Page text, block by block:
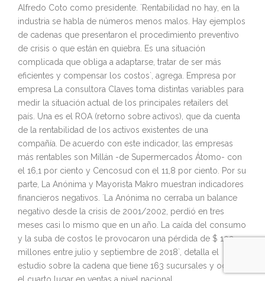
Alfredo Coto como presidente. `Rentabilidad no hay, en la
industria se habla de números menos malos. Hay ejemplos
de cadenas que presentaron el procedimiento preventivo
de crisis o que están en quiebra. Es una situación
complicada que obliga a adaptarse, tratar de ser más
eficientes y compensar los costos`, agrega. Empresa por
empresa La consultora Claves toma distintas variables para
medir la situación actual de los principales retailers del
país. Una es el ROA (retorno sobre activos), que da cuenta
de la rentabilidad de los activos existentes de una
compañía. De acuerdo con este indicador, las empresas
más rentables son Millán -de Supermercados Átomo- con
el 16,1 por ciento y Cencosud con el 11,8 por ciento. Por su
parte, La Anónima y Mayorista Makro muestran indicadores
financieros negativos. `La Anónima no cerraba un balance
negativo desde la crisis de 2001/2002, perdió en tres
meses casi lo mismo que en un año. La caída del consumo
y la suba de costos le provocaron una pérdida de $ 102
millones entre julio y septiembre de 2018`, detalla el
estudio sobre la cadena que tiene 163 sucursales y ocupa